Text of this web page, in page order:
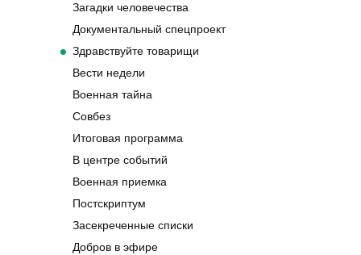
Загадки человечества
Документальный спецпроект
Здравствуйте товарищи
Вести недели
Военная тайна
Совбез
Итоговая программа
В центре событий
Военная приемка
Постскриптум
Засекреченные списки
Добров в эфире